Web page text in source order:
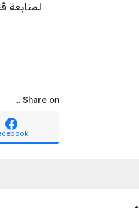
لمتابعة
Share on ...